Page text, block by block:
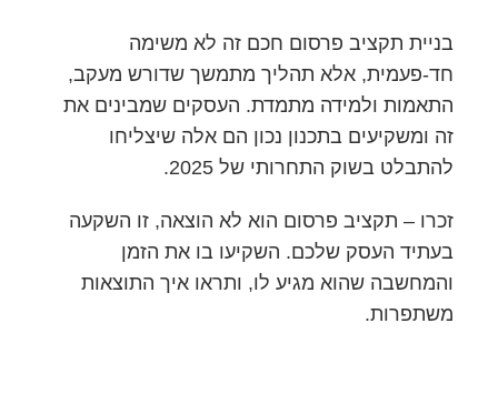
בניית תקציב פרסום חכם זה לא משימה
חד-פעמית, אלא תהליך מתמשך שדורש מעקב,
התאמות ולמידה מתמדת. העסקים שמבינים את
זה ומשקיעים בתכנון נכון הם אלה שיצליחו
להתבלט בשוק התחרותי של 2025.
זכרו – תקציב פרסום הוא לא הוצאה, זו השקעה
בעתיד העסק שלכם. השקיעו בו את הזמן
והמחשבה שהוא מגיע לו, ותראו איך התוצאות
משתפרות.